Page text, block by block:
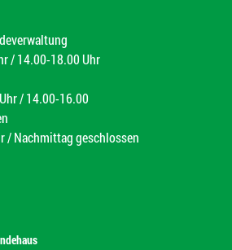
/ 14.00-18.00 Uhr
/ 14.00-16.00
/ Nachmittag geschlossen